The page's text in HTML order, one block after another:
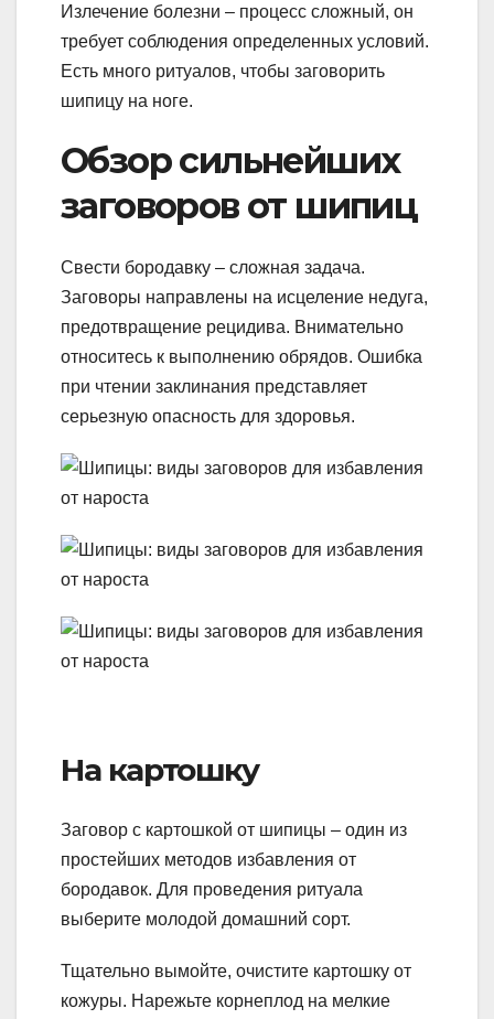
Излечение болезни – процесс сложный, он
требует соблюдения определенных условий.
Есть много ритуалов, чтобы заговорить
шипицу на ноге.
Обзор сильнейших
заговоров от шипиц
Свести бородавку – сложная задача.
Заговоры направлены на исцеление недуга,
предотвращение рецидива. Внимательно
относитесь к выполнению обрядов. Ошибка
при чтении заклинания представляет
серьезную опасность для здоровья.
На картошку
Заговор с картошкой от шипицы – один из
простейших методов избавления от
бородавок. Для проведения ритуала
выберите молодой домашний сорт.
Тщательно вымойте, очистите картошку от
кожуры. Нарежьте корнеплод на мелкие